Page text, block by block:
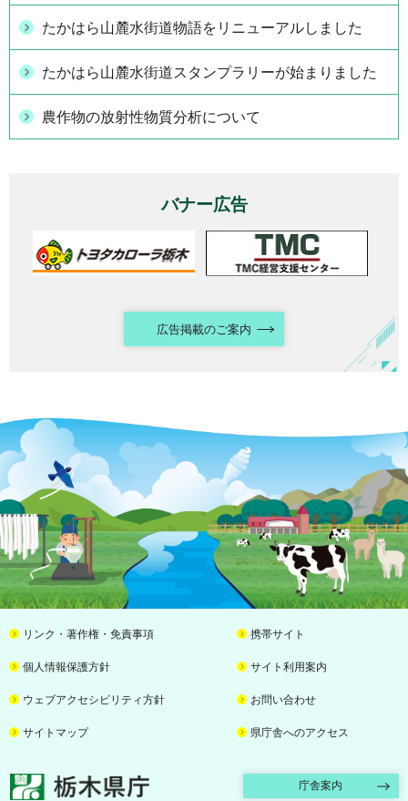
たかはら山麓水街道物語をリニューアルしました
たかはら山麓水街道スタンプラリーが始まりました
農作物の放射性物質分析について
バナー広告
広告掲載のご案内
リンク・著作権・免責事項 携帯サイト
個人情報保護方針 サイト利用案内
ウェブアクセシビリティ方針 お問い合わせ
サイトマップ 県庁舎へのアクセス
栃木県庁 庁舎案内